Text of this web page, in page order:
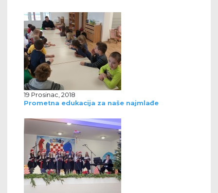
19 Prosinac, 2018
Prometna edukacija za naše najmlađe